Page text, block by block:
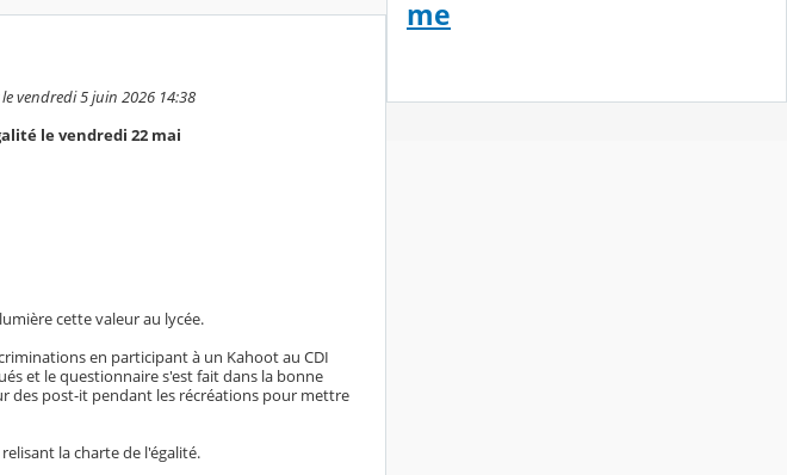
vendredi 5 juin 2026 14:38
le vendredi 22 mai
cette valeur au lycée.
en participant à un Kahoot au CDI
et le questionnaire s'est fait dans la bonne
des post-it pendant les récréations pour mettre
la charte de l'égalité.
me